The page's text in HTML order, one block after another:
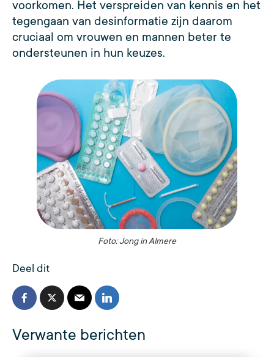
voorkomen. Het verspreiden van kennis en het
tegengaan van desinformatie zijn daarom
cruciaal om vrouwen en mannen beter te
ondersteunen in hun keuzes.
Foto: Jong in Almere
Deel dit
Verwante berichten